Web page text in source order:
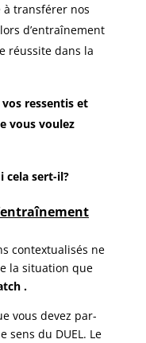
transférer nos
d’entraînement
réussite dans la
ressentis et
vous voulez
cela sert-il?
contextualisés ne
la situation que
.
vous devez par-
sens du DUEL. Le